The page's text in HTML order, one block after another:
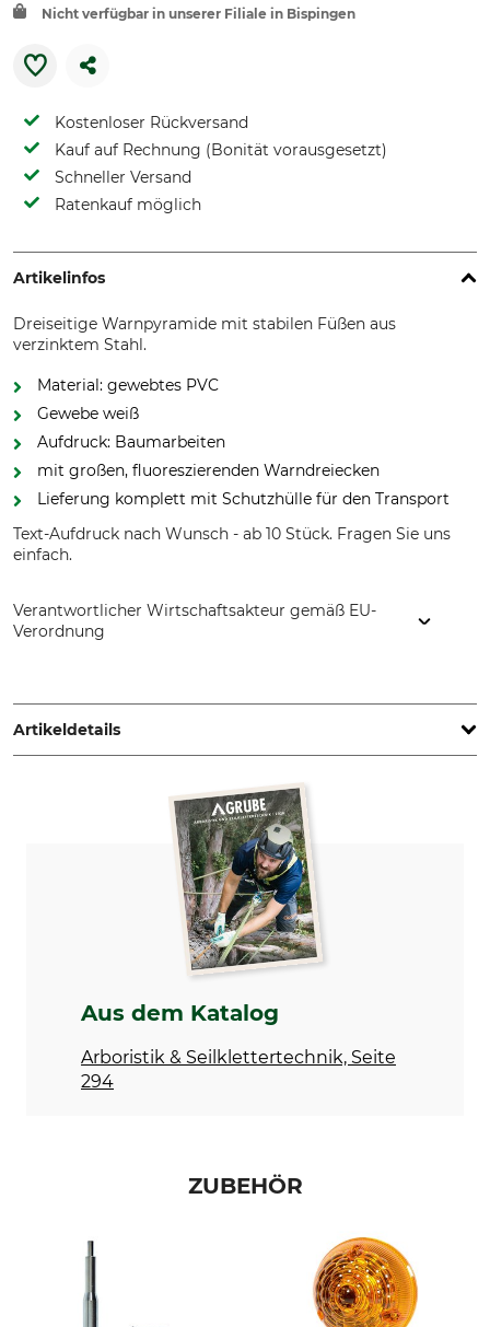
Nicht verfügbar in unserer Filiale in Bispingen
Kostenloser Rückversand
Kauf auf Rechnung (Bonität vorausgesetzt)
Schneller Versand
Ratenkauf möglich
Artikelinfos
Dreiseitige Warnpyramide mit stabilen Füßen aus
verzinktem Stahl.
Material: gewebtes PVC
Gewebe weiß
Aufdruck: Baumarbeiten
mit großen, fluoreszierenden Warndreiecken
Lieferung komplett mit Schutzhülle für den Transport
Text-Aufdruck nach Wunsch - ab 10 Stück. Fragen Sie uns
einfach.
Verantwortlicher Wirtschaftsakteur gemäß EU-
Verordnung
www.grube.de
Artikeldetails
Modellbezeichnung
Baumarbeiten
Gewicht
2,3 kg
Aus dem Katalog
Arboristik & Seilklettertechnik, Seite
294
ZUBEHÖR